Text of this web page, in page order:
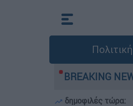
Πολιτική
BREAKING
Σηκώθηκαν τρία αεροσκάφη
δημοφιλές τώρα: